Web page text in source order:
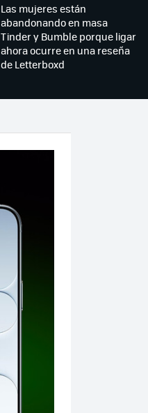
Las mujeres están
abandonando en masa
Tinder y Bumble porque ligar
ahora ocurre en una reseña
de Letterboxd